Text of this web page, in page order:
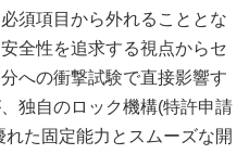
須項目から外れることとな
全性を追求する視点からセ
への衝撃試験で直接影響す
独自のロック機構(特許申請
た固定能力とスムーズな開